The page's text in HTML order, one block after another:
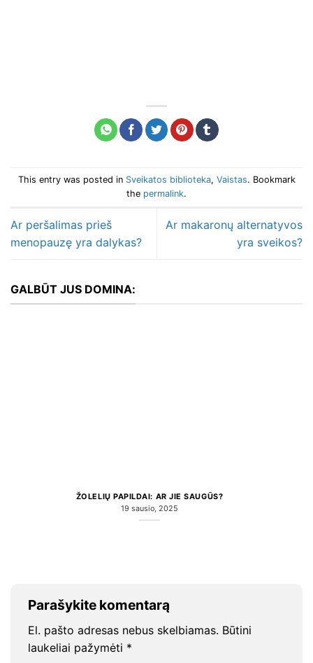
This entry was posted in Sveikatos biblioteka, Vaistas. Bookmark
the permalink.
Ar peršalimas prieš
menopauzę yra dalykas?
Ar makaronų alternatyvos
yra sveikos?
GALBŪT JUS DOMINA:
ŽOLELIŲ PAPILDAI: AR JIE SAUGŪS?
19 sausio, 2025
Parašykite komentarą
El. pašto adresas nebus skelbiamas. Būtini
laukeliai pažymėti *